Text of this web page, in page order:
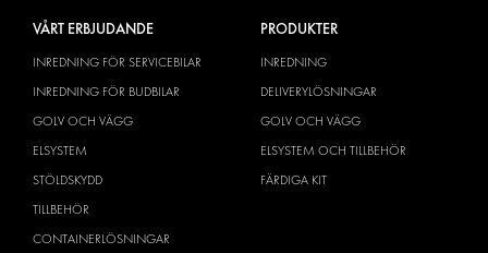
VÅRT ERBJUDANDE
INREDNING FÖR SERVICEBILAR
INREDNING FÖR BUDBILAR
GOLV OCH VÄGG
ELSYSTEM
STÖLDSKYDD
TILLBEHÖR
CONTAINERLÖSNINGAR
PRODUKTER
INREDNING
DELIVERYLÖSNINGAR
GOLV OCH VÄGG
ELSYSTEM OCH TILLBEHÖR
FÄRDIGA KIT